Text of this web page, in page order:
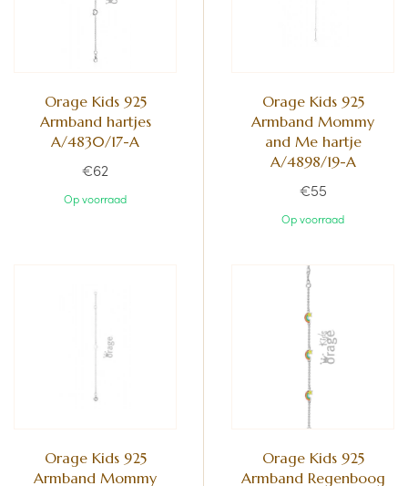
Orage Kids 925
Armband hartjes
A/4830/17-A
€62
Op voorraad
Orage Kids 925
Armband Mommy
and Me hartje
A/4898/19-A
€55
Op voorraad
Orage Kids 925
Armband Mommy
Orage Kids 925
Armband Regenboog